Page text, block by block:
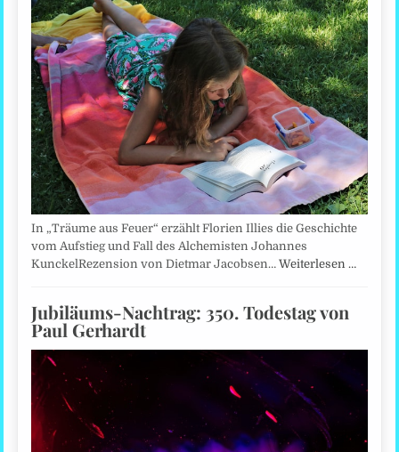
In „Träume aus Feuer“ erzählt Florien Illies die Geschichte
vom Aufstieg und Fall des Alchemisten Johannes
KunckelRezension von Dietmar Jacobsen…Weiterlesen …
Jubiläums-Nachtrag: 350. Todestag von
Paul Gerhardt